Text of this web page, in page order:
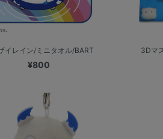
イレイン/ミニタオル/BART
¥800
3Dマ